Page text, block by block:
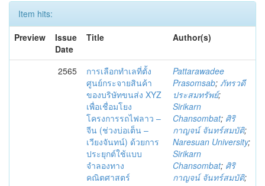
Item hits:
Preview
Issue
Date
Title Author(s)
2565
การเลือกทำเลที่ตั้ง
ศูนย์กระจายสินค้า
ของบริษัทขนส่ง XYZ
เพื่อเชื่อมโยง
โครงการรถไฟลาว –
จีน (ช่วงบ่อเต็น –
เวียงจันทน์) ด้วยการ
ประยุกต์ใช้แบบ
จำลองทาง
คณิตศาสตร์
Pattarawadee
Prasomsab; ภัทรวดี
ประสมทรัพย์;
Sirikarn
Chansombat; ศิริ
กาญจน์ จันทร์สมบัติ;
Naresuan University;
Sirikarn
Chansombat; ศิริ
กาญจน์ จันทร์สมบัติ;